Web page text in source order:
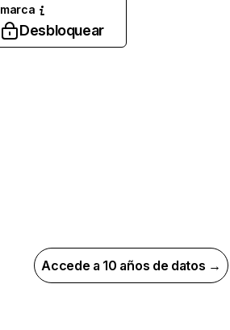
marca
Desbloquear
Accede a 10 años de datos →